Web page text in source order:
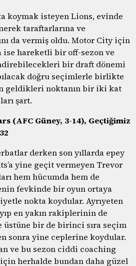
koymak isteyen Lions, evinde
taraftarlarına ve
da vermiş oldu. Motor City için
ise hareketli bir off-sezon ve
bir draft dönemi
doğru seçimlerle birlikte
geldikleri noktanın bir iki kat
şart.
(AFC Güney, 3-14), Geçtiğimiz
derken son yıllarda epey
yine geçit vermeyen Trevor
hem hücumda hem de
fevkinde bir oyun ortaya
nokta koydular. Ayrıyeten
en yakın rakiplerinin de
üstüne bir de birinci sıra seçim
sonra yine ceplerine koydular.
ve bu sezon ciddi coaching
için herhalde bundan daha güzel